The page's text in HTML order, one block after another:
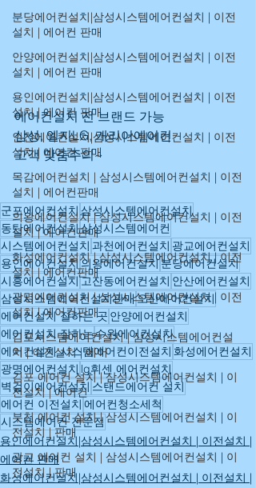
분당에어컨설치|삼성시스템에어컨설치 | 이전
설치 | 에어컨 판매
안양에어컨설치|삼성시스템에어컨설치 | 이전
설치 | 에어컨 판매
용인에어컨설치|삼성시스템에어컨설치 | 이전
설치 | 에어컨 판매
인천에어컨설치|삼성시스템에어컨설치 | 이전
설치 | 에어컨 판매
목감에어컨설치 | 삼성시스템에어컨설치 | 이전
설치 | 에어컨판매
의왕에어컨설치 | 삼성시스템에어컨설치 | 이전
설치 | 에어컨판매
화성에어컨설치 | 삼성시스템에어컨설치 | 이전
설치 | 에어컨판매
광명에어컨설치 | 삼성시스템에어컨설치 | 이전
설치 | 에어컨판매
김포시스템에어컨설치 | 삼성시스템에어컨설
치 | 이전설치 | 에어
김포 에어컨 설치 | 삼성시스템에어컨설치 | 이
전설치 | 에어컨
부천 에어컨 설치 | 삼성시스템에어컨설치 | 이
전설치 | 판매
광교 에어컨 설치 | 삼성시스템에어컨설치 | 이
전설치 | 판매
에어컨설치 전 브랜드 가능
삼성, 엘지LG, 캐리어에어컨
고객 맞춤주의~
군포에어컨설치 삼성시스템에어컨설치
동탄에어컨설치삼성시스템에어컨
시스템에어컨설치 과천에어컨설치 광교에어컨설치
용인에어컨설치의왕에어컨설치분당에어컨설치
시흥에어컨설치고잔동에어컨설치 안산에어컨설치
삼성시스템에어컨설치판매오산에어컨설치
에어컨설치 잘하는 곳 안양에어컨설치
에어컨설치 잘하는수원에어컨설치
에어컨설치 시스템에어컨이전설치 화성에어컨설치
광명에어컨설치 lg휘센 에어컨설치
벽걸이에어컨설치 스탠드에어컨 설치
에어컨 이전설치 에어컨청소세척
시스템에어컨 전문점
용인에어컨설치|삼성시스템에어컨설치 | 이전설치 |
에어컨 판매
화성에어컨설치|삼성시스템에어컨설치 | 이전설치 |